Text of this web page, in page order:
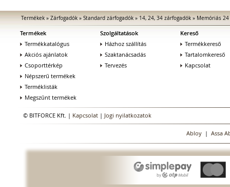
MEDIATOR biztonsági zárak
Elektromágnesek
Elektromos zár kiegészítők
Termékek» Zárfogadók» Standard zárfogadók» 14, 24, 34 zárfogadók» Memóriás
Termékek
Termékkatalógus
Akciós ajánlatok
Csoporttérkép
Népszerű termékek
Terméklisták
Megszűnt termékek
Szolgáltatások
Házhoz szállítás
Szaktanácsadás
Tervezés
Kereső
Termékkereső
Tartalomkereső
Kapcsolat
© BITFORCE Kft. | Kapcsolat | Jogi nyilatkozatok
Abloy| Assa